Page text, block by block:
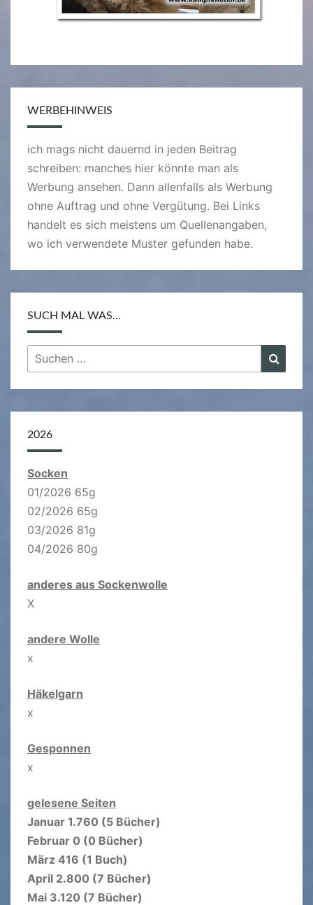
WERBEHINWEIS
ich mags nicht dauernd in jeden Beitrag
schreiben: manches hier könnte man als
Werbung ansehen. Dann allenfalls als Werbung
ohne Auftrag und ohne Vergütung. Bei Links
handelt es sich meistens um Quellenangaben,
wo ich verwendete Muster gefunden habe.
SUCH MAL WAS…
Suchen
nach:
2026
Socken
01/2026 65g
02/2026 65g
03/2026 81g
04/2026 80g
anderes aus Sockenwolle
X
andere Wolle
x
Häkelgarn
x
Gesponnen
x
gelesene Seiten
Januar 1.760 (5 Bücher)
Februar 0 (0 Bücher)
März 416 (1 Buch)
April 2.800 (7 Bücher)
Mai 3.120 (7 Bücher)